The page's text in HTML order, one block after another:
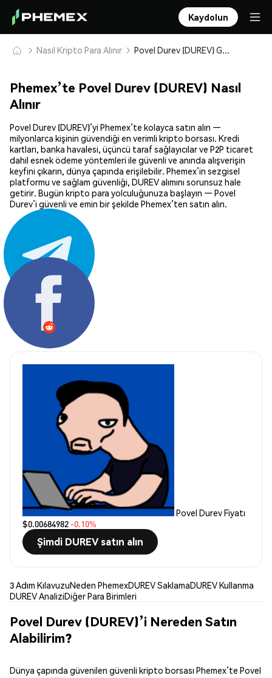
Kaydolun
Nasıl Kripto Para Alınır Povel Durev (DUREV) Güvenle Satın Alın ve Saklayın
Phemex’te Povel Durev (DUREV) Nasıl
Alınır
Povel Durev (DUREV)’yi Phemex’te kolayca satın alın —
milyonlarca kişinin güvendiği en verimli kripto borsası. Kredi
kartları, banka havalesi, üçüncü taraf sağlayıcılar ve P2P ticaret
dahil esnek ödeme yöntemleri ile güvenli ve anında alışverişin
keyfini çıkarın, dünya çapında erişilebilir. Phemex’in sezgisel
platformu ve sağlam güvenliği, DUREV alımını sorunsuz hale
getirir. Bugün kripto para yolculuğunuza başlayın — Povel
Durev’i güvenli ve emin bir şekilde Phemex’ten satın alın.
Paylaş:
Povel Durev Fiyatı
$0.00684982 -0.10%
Şimdi DUREV satın alın
3 Adım KılavuzuNeden PhemexDUREV SaklamaDUREV Kullanma
DUREV AnaliziDiğer Para Birimleri
Povel Durev (DUREV)’i Nereden Satın
Alabilirim?
Dünya çapında güvenilen güvenli kripto borsası Phemex’te Povel